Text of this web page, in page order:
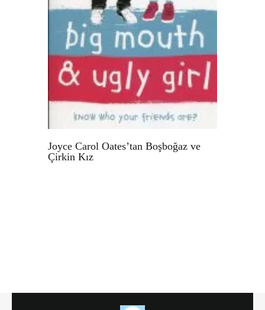
Joyce Carol Oates’tan Boşboğaz ve
Çirkin Kız